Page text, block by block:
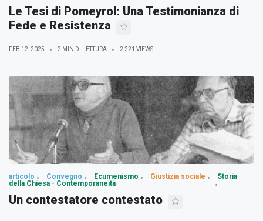
Le Tesi di Pomeyrol: Una Testimonianza di
Fede e Resistenza
FEB 12, 2025 2 MIN DI LETTURA 2,221 VIEWS
articolo Convegno Ecumenismo Giustizia sociale
Storia
della Chiesa - Contemporaneità
Un contestatore contestato